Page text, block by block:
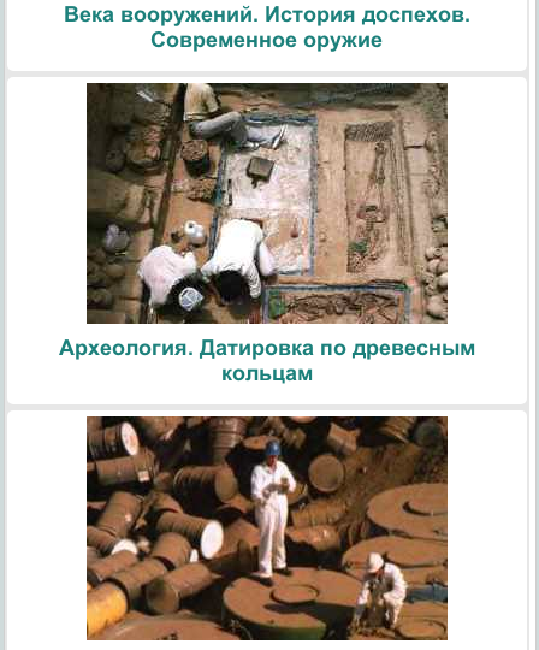
Века вооружений. История доспехов.
Современное оружие
Археология. Датировка по древесным
кольцам